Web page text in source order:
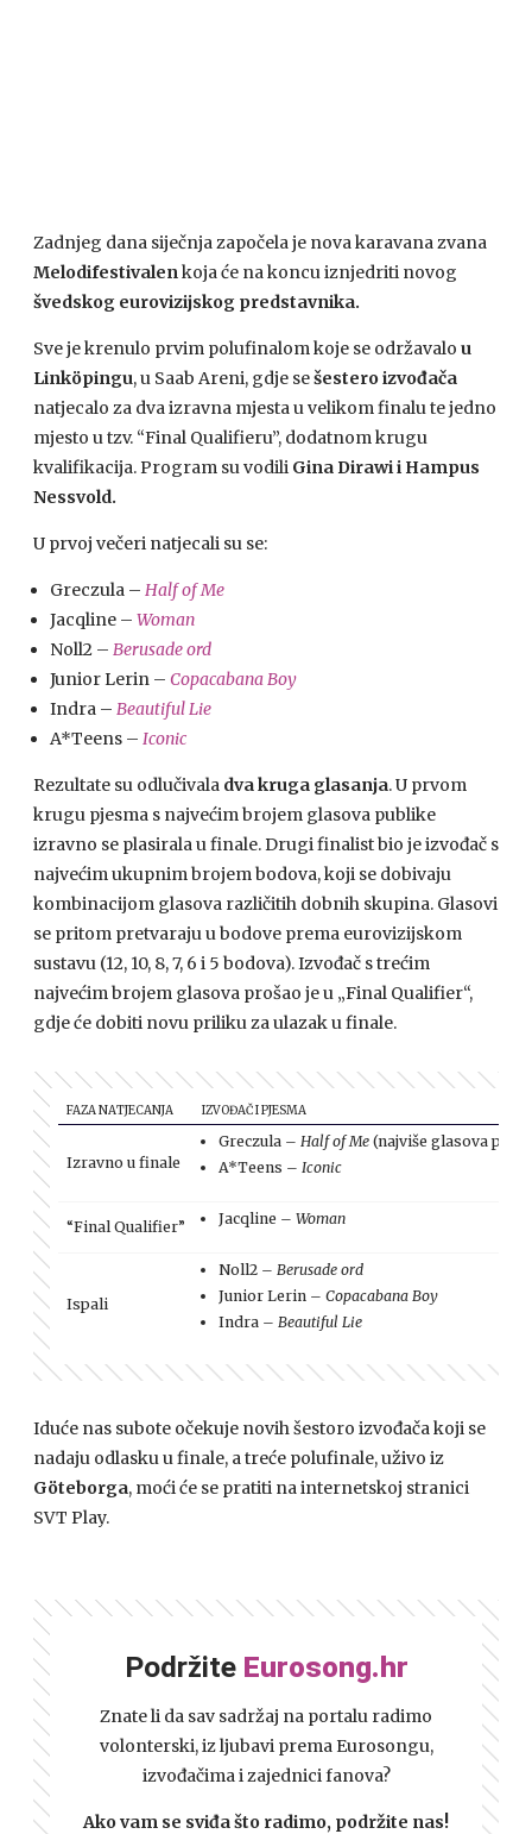
Zadnjeg dana siječnja započela je nova karavana zvana
Melodifestivalenkoja će na koncu iznjedriti novog
švedskog eurovizijskog predstavnika.
Sve je krenulo prvim polufinalom koje se održavalo u
Linköpingu, u Saab Areni, gdje sešestero izvođača
natjecalo za dva izravna mjesta u velikom finalu te jedno
mjesto u tzv. “Final Qualifieru”, dodatnom krugu
kvalifikacija. Program su vodili Gina Dirawi i Hampus
Nessvold.
U prvoj večeri natjecali su se:
Greczula – Half of Me
Jacqline – Woman
Noll2 – Berusade ord
Junior Lerin – Copacabana Boy
Indra – Beautiful Lie
A*Teens – Iconic
Rezultate su odlučivala dva kruga glasanja. U prvom
krugu pjesma s najvećim brojem glasova publike
izravno se plasirala u finale. Drugi finalist bio je izvođač s
najvećim ukupnim brojem bodova, koji se dobivaju
kombinacijom glasova različitih dobnih skupina. Glasovi
se pritom pretvaraju u bodove prema eurovizijskom
sustavu (12, 10, 8, 7, 6 i 5 bodova). Izvođač s trećim
najvećim brojem glasova prošao je u „Final Qualifier“,
gdje će dobiti novu priliku za ulazak u finale.
FAZA NATJECANJA IZVOĐAČ I PJESMA
Izravno u finale
Greczula – Half of Me (najviše glasova
A*Teens – Iconic
“Final Qualifier” Jacqline – Woman
Ispali
Noll2 – Berusade ord
Junior Lerin – Copacabana Boy
Indra – Beautiful Lie
Iduće nas subote očekuje novih šestoro izvođača koji se
nadaju odlasku u finale, a treće polufinale, uživo iz
Göteborga, moći će se pratiti na internetskoj stranici
SVT Play.
Podržite Eurosong.hr
Znate li da sav sadržaj na portalu radimo
volonterski, iz ljubavi prema Eurosongu,
izvođačima i zajednici fanova?
Ako vam se sviđa što radimo, podržite nas!